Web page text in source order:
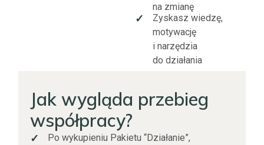
na zmianę
✓
Zyskasz wiedzę,
motywację
i narzędzia
do działania
Jak wygląda przebieg
współpracy?
✓
Po wykupieniu Pakietu “Działanie”,